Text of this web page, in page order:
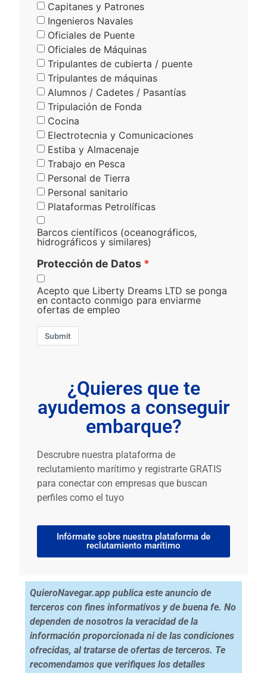
Capitanes y Patrones
Ingenieros Navales
Oficiales de Puente
Oficiales de Máquinas
Tripulantes de cubierta / puente
Tripulantes de máquinas
Alumnos / Cadetes / Pasantías
Tripulación de Fonda
Cocina
Electrotecnia y Comunicaciones
Estiba y Almacenaje
Trabajo en Pesca
Personal de Tierra
Personal sanitario
Plataformas Petrolíficas
Barcos científicos (oceanográficos,
hidrográficos y similares)
Protección de Datos
Acepto que Liberty Dreams LTD se ponga
en contacto conmigo para enviarme
ofertas de empleo
Submit
¿Quieres que te
ayudemos a conseguir
embarque?
Descrubre nuestra plataforma de
reclutamiento marítimo y registrarte GRATIS
para conectar con empresas que buscan
perfiles como el tuyo
Infórmate sobre nuestra plataforma de
reclutamiento marítimo
QuieroNavegar.app publica este anuncio de
terceros con fines informativos y de buena fe. No
dependen de nosotros la veracidad de la
información proporcionada ni de las condiciones
ofrecidas, al tratarse de ofertas de terceros. Te
recomendamos que verifiques los detalles